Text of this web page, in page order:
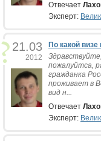
Отвечает
Эксперт:
21.03
2012
По какой
пожалуйтса,
гражданка
проживает в
вид н...
Отвечает
Эксперт: